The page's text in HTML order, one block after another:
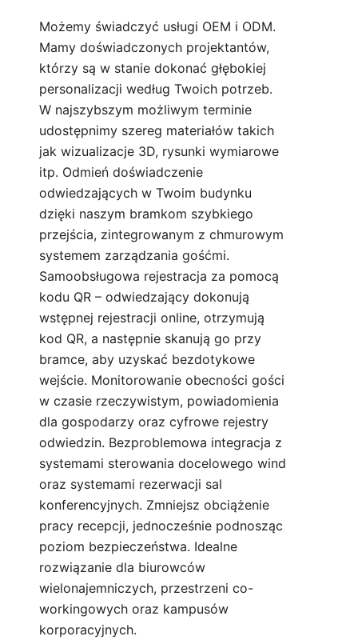
Możemy świadczyć usługi OEM i ODM.
Mamy doświadczonych projektantów,
którzy są w stanie dokonać głębokiej
personalizacji według Twoich potrzeb.
W najszybszym możliwym terminie
udostępnimy szereg materiałów takich
jak wizualizacje 3D, rysunki wymiarowe
itp. Odmień doświadczenie
odwiedzających w Twoim budynku
dzięki naszym bramkom szybkiego
przejścia, zintegrowanym z chmurowym
systemem zarządzania gośćmi.
Samoobsługowa rejestracja za pomocą
kodu QR – odwiedzający dokonują
wstępnej rejestracji online, otrzymują
kod QR, a następnie skanują go przy
bramce, aby uzyskać bezdotykowe
wejście. Monitorowanie obecności gości
w czasie rzeczywistym, powiadomienia
dla gospodarzy oraz cyfrowe rejestry
odwiedzin. Bezproblemowa integracja z
systemami sterowania docelowego wind
oraz systemami rezerwacji sal
konferencyjnych. Zmniejsz obciążenie
pracy recepcji, jednocześnie podnosząc
poziom bezpieczeństwa. Idealne
rozwiązanie dla biurowców
wielonajemniczych, przestrzeni co-
workingowych oraz kampusów
korporacyjnych.